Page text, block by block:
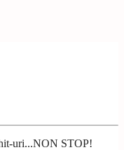
uri...NON STOP!